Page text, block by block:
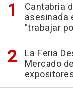
Cantabria
asesinada
"trabajar
La Feria
Mercado
expositores